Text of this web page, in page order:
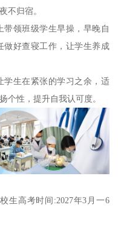
不归宿。
领班级学生早操，早晚自
做好查寝工作，让学生养成
学生在紧张的学习之余，适
个性，提升自我认可度。
生高考时间:2027年3月一6